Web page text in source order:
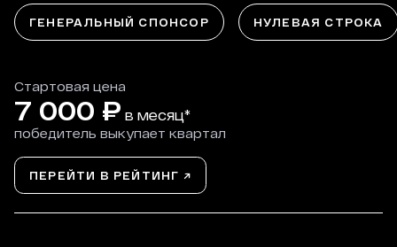
ГЕНЕРАЛЬНЫЙ СПОНСОР НУЛЕВАЯ СТРОКА
Стартовая цена
7 000 ₽ в месяц*
победитель выкупает квартал
ПЕРЕЙТИ В РЕЙТИНГ ↗